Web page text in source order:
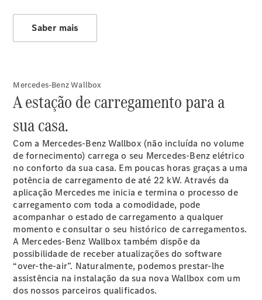
Limousine
EQS
Limousine
Classe S
Classe S
Limousine
Mercedes-
Maybach
Classe S
Configurador
Showroom
Online
SUV
Todos os
Saber mais
Mercedes-Benz Wallbox
A estação de carregamento para a
sua casa.
Com a Mercedes-Benz Wallbox (não incluída no volume
de fornecimento) carrega o seu Mercedes-Benz elétrico
no conforto da sua casa. Em poucas horas graças a uma
potência de carregamento de até 22 kW. Através da
aplicação Mercedes me inicia e termina o processo de
carregamento com toda a comodidade, pode
acompanhar o estado de carregamento a qualquer
momento e consultar o seu histórico de carregamentos.
A Mercedes-Benz Wallbox também dispõe da
possibilidade de receber atualizações do software
“over-the-air”. Naturalmente, podemos prestar-lhe
assistência na instalação da sua nova Wallbox com um
dos nossos parceiros qualificados.